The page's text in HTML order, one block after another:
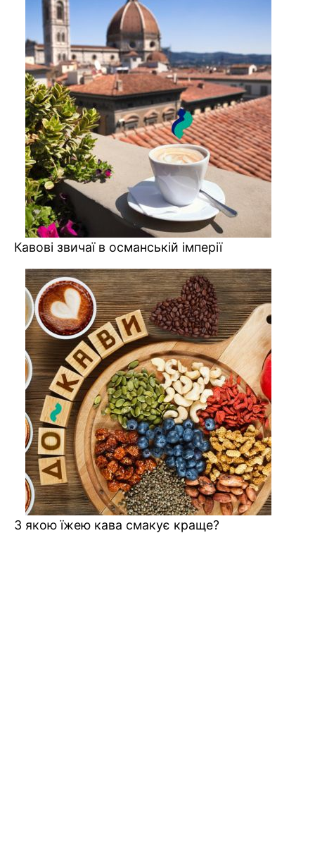
Кавові звичаї в османській імперії
З якою їжею кава смакує краще?